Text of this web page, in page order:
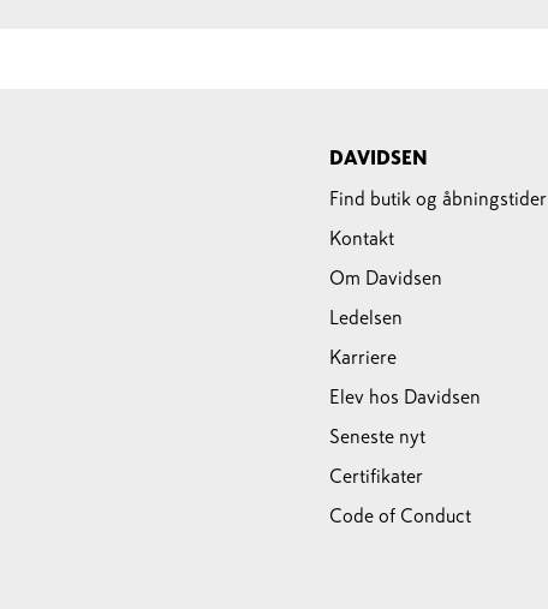
DAVIDSEN
Find butik og åbningstider
Kontakt
Om Davidsen
Ledelsen
Karriere
Elev hos Davidsen
Seneste nyt
Certifikater
Code of Conduct